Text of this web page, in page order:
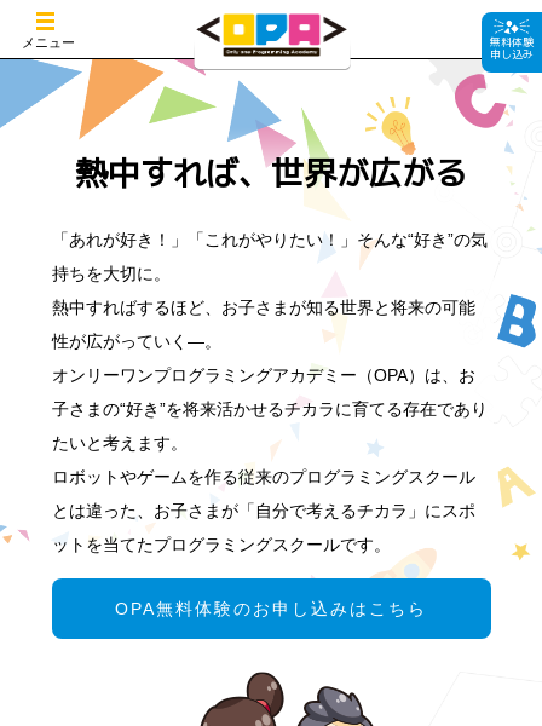
メニュー 無料体験
申し込み
熱中すれば、世界が広がる
「あれが好き！」「これがやりたい！」そんな“好き”の気
持ちを大切に。
熱中すればするほど、お子さまが知る世界と将来の可能
性が広がっていく―。
オンリーワンプログラミングアカデミー（OPA）は、お
子さまの“好き”を将来活かせるチカラに育てる存在であり
たいと考えます。
ロボットやゲームを作る従来のプログラミングスクール
とは違った、お子さまが「自分で考えるチカラ」にスポ
ットを当てたプログラミングスクールです。
OPA無料体験のお申し込みはこちら